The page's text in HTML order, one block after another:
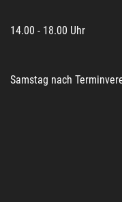
14.00 - 18.00 Uhr
Samstag nach